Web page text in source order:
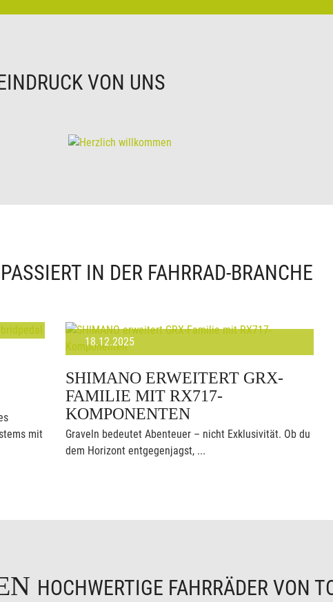
VON UNS
IN DER FAHRRAD-BRANCHE
mit
18.12.2025
SHIMANO ERWEITERT GRX-
FAMILIE MIT RX717-
KOMPONENTEN
Graveln bedeutet Abenteuer – nicht Exklusivität. Ob du
dem Horizont entgegenjagst, ...
HOCHWERTIGE FAHRRÄDER VON